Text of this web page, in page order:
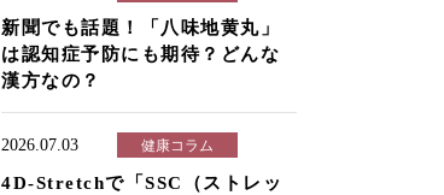
新聞でも話題！「八味地黄丸」
は認知症予防にも期待？どんな
漢方なの？
2026.07.03 健康コラム
4D-Stretchで「SSC（ストレッ